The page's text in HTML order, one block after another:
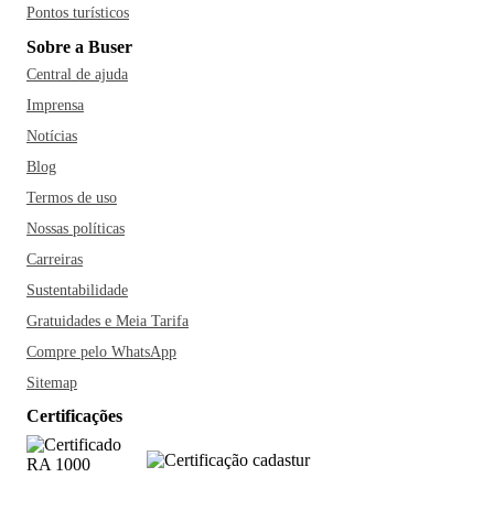
Pontos turísticos
Sobre a Buser
Central de ajuda
Imprensa
Notícias
Blog
Termos de uso
Nossas políticas
Carreiras
Sustentabilidade
Gratuidades e Meia Tarifa
Compre pelo WhatsApp
Sitemap
Certificações